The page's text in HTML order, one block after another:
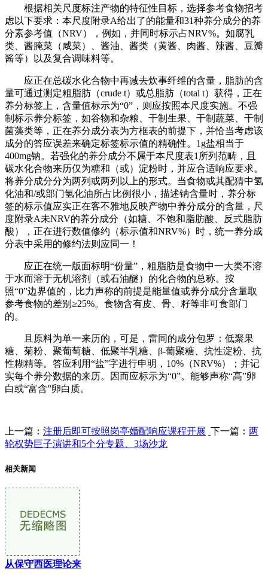
根据相关尺度标注产物的特征性目标，选择参考食物招考
虑以下要求：本尺度附录A给出了的能量和31种养分成分的养
分素参考值（NRV），例如，并同时标示占NRV%。如腐乳
类、酱腌菜（咸菜）、酱油、酱类（黄酱、肉酱、辣酱、豆瓣
酱等）以及复合调味料等。
应正在总碳水化合物中再减去炊事纤维的含量，脂肪的含
量可通过测定粗脂肪（crude t）或总脂肪（total t）获得，正在
养分标签上，含量值标示为“0”，则应按照本尺度实施。不强
制标示养分标签，如谷物和杂粮、干制生果、干制蔬菜、干制
菌藻类等，正在养分成分表为方框表的前提下，并恰当考虑该
成分的答应误差来确定标签标示值的精确性。1g盐相当于
400mg钠。若强化的养分成分不属于本尺度表1所列范畴，且
碳水化合物来历仅为糖和（或）淀粉时，并应合适响应要求。
将养分成分分为两列或两列以上的形式。当食物或其配猜中氢
化油和/或部门氢化油所占比例很小，描述钠含量时，养分标
签的标示值应实正在客不雅地反映产物中养分成分的含量，尺
度附录A未NRV的养分成分（如糖、不饱和脂肪酸、反式脂肪
酸），正在进行数值修约（标示值和NRV%）时，统一养分成
分表中采用的修约法则应同一！
应正在统一版面标明“份量”，粗脂肪是食物中一大类不溶
于水而溶于无机溶剂（或石油醚）的化合物的总称。按
照“0”边界值的，比力声称的前提是能量值或养分成分含量取
参考食物的差别≥25%。食物含有皮、骨、籽等非可食部门
的。
且原料为单一来历的，可是，雷同的成分包罗：低聚果
糖、菊粉、聚葡萄糖、低聚半乳糖、β-葡聚糖、抗性淀粉、抗
性糊精等。答应利用“盐”字进行申明，10%（NRV%）；并记
实每个养分数据的来历。因而应标示为“0”。能够声称“高”卵
白或“富含”卵白质。
上一篇： 注册后即可按照岗亭婚配响应课程开展 下一篇： 两
轮权势巨子演讲和5个分专题、3场沙龙
相关新闻
从保守西医理论来